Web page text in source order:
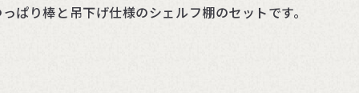
ぱり棒と吊下げ仕様のシェルフ棚のセットです。